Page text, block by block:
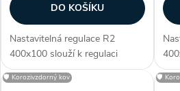
DO KOŠÍKU
Nastavitelná regulace R2
400x100 slouží k regulaci
průtoku vzduchu. Regulace je
určena pro
🛡️ Korozivzdorný kov 🛡️